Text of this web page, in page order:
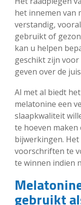
het innemen van
verstandig,
gebruikt of
kan u helpen
geschikt zijn
geven over de
Al met al biedt
melatonine een
slaapkwaliteit
te hoeven maken
bijwerkingen.
voorschriften te
te winnen indien
gebruikt